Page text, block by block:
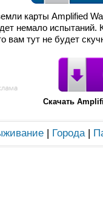
карты Amplified
немало
вам тут не будет
Скачать
| Города|